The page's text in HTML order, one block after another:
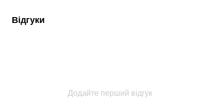
Відгуки
Додайте перший відгук